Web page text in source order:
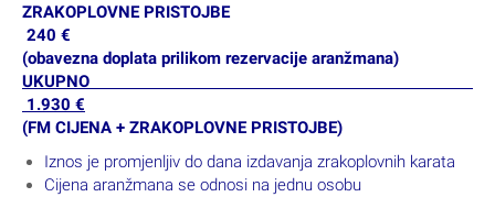
ZRAKOPLOVNE PRISTOJBE
240 €
(obavezna doplata prilikom rezervacije aranžmana)
UKUPNO
1.930 €
(FM CIJENA + ZRAKOPLOVNE PRISTOJBE)
Iznos je promjenljiv do dana izdavanja zrakoplovnih karata
Cijena aranžmana se odnosi na jednu osobu